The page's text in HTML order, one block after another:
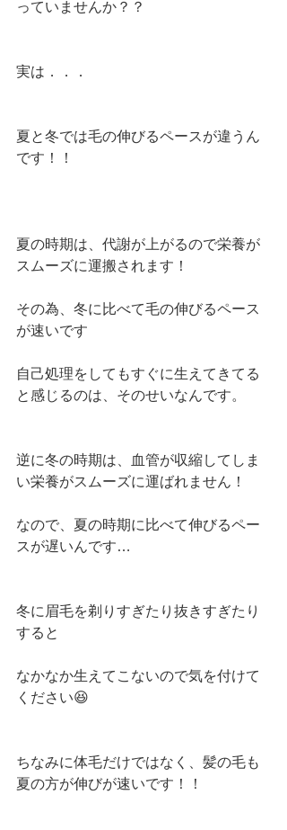
っていませんか？？
実は．．．
夏と冬では毛の伸びるペースが違うん
です！！
夏の時期は、代謝が上がるので栄養が
スムーズに運搬されます！
その為、冬に比べて毛の伸びるペース
が速いです
自己処理をしてもすぐに生えてきてる
と感じるのは、そのせいなんです。
逆に冬の時期は、血管が収縮してしま
い栄養がスムーズに運ばれません！
なので、夏の時期に比べて伸びるペー
スが遅いんです…
冬に眉毛を剃りすぎたり抜きすぎたり
すると
なかなか生えてこないので気を付けて
ください😆
ちなみに体毛だけではなく、髪の毛も
夏の方が伸びが速いです！！